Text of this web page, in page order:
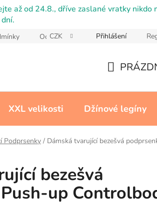
až od 24.8., dříve zaslané vratky nikdo
Ochrana osobních údajů
CZK Přihlášení
KOŠÍK
XXL velikosti Džínové legíny
Podprsenky / Dámská tvarující bezešvá
bezešvá
up